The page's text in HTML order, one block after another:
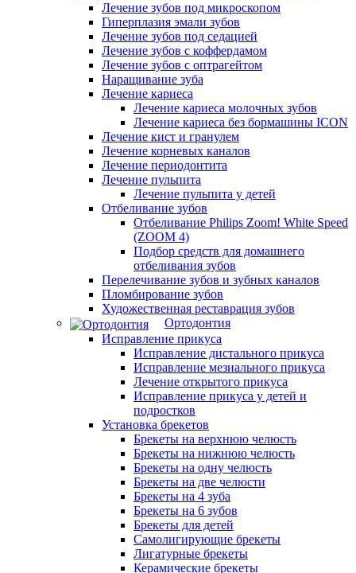
Лечение зубов под микроскопом
Гиперплазия эмали зубов
Лечение зубов под седацией
Лечение зубов с коффердамом
Лечение зубов с оптрагейтом
Наращивание зуба
Лечение кариеса
Лечение кариеса молочных зубов
Лечение кариеса без бормашины ICON
Лечение кист и гранулем
Лечение корневых каналов
Лечение периодонтита
Лечение пульпита
Лечение пульпита у детей
Отбеливание зубов
Отбеливание Philips Zoom! White Speed
(ZOOM 4)
Подбор средств для домашнего
отбеливания зубов
Перелечивание зубов и зубных каналов
Пломбирование зубов
Художественная реставрация зубов
Ортодонтия
Исправление прикуса
Исправление дистального прикуса
Исправление мезиального прикуса
Лечение открытого прикуса
Исправление прикуса у детей и
подростков
Установка брекетов
Брекеты на верхнюю челюсть
Брекеты на нижнюю челюсть
Брекеты на одну челюсть
Брекеты на две челюсти
Брекеты на 4 зуба
Брекеты на 6 зубов
Брекеты для детей
Самолигирующие брекеты
Лигатурные брекеты
Керамические брекеты